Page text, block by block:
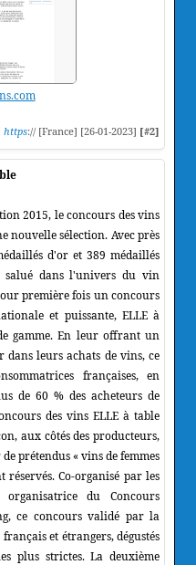
https:// [France] [26-01-2023] [#2]
2015, le concours des vins
nouvelle sélection. Avec près
d'or et 389 médaillés
salué dans l'univers du vin
première fois un concours
et puissante, ELLE à
gamme. En leur offrant un
leurs achats de vins, ce
françaises, en
de 60 % des acheteurs de
des vins ELLE à table
aux côtés des producteurs,
prétendus « vins de femmes
Co-organisé par les
du Concours
ce concours validé par la
et étrangers, dégustés
plus strictes. La deuxième